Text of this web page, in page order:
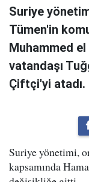
Suriye
Tümen'in
Muhammed
vatandaşı
Çiftçi'yi atadı.
Suriye yönetimi,
kapsamında